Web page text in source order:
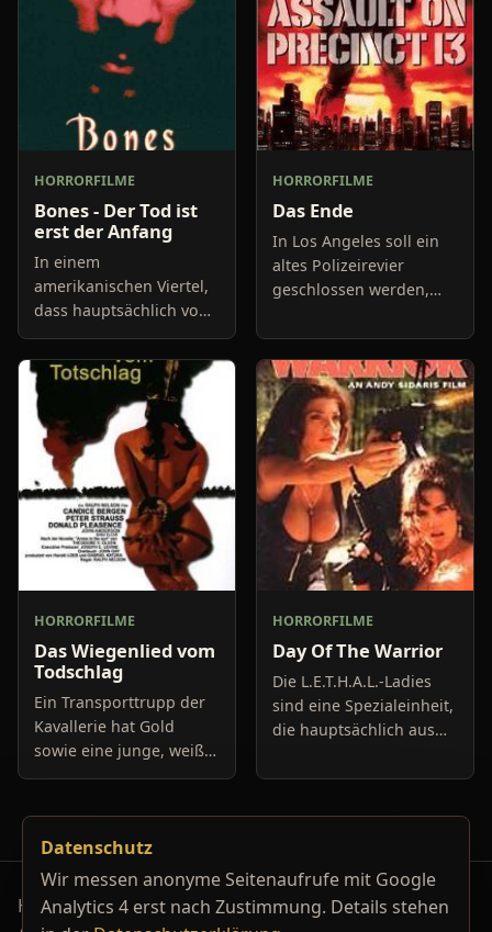
HORRORFILME
Bones - Der Tod ist
erst der Anfang
In einem
amerikanischen Viertel,
dass hauptsächlich von
Schwarzen bewohnt ist,
scheint etwas seltsames
vorzugehen. Erst muss
ein Mann vor einem
dämonischen H
HORRORFILME
Das Ende
In Los Angeles soll ein
altes Polizeirevier
geschlossen werden,
lahmgelegt wird soll es
noch einmal zum
Schauplatz des
Schreckens werden
HORRORFILME
Das Wiegenlied vom
Todschlag
Ein Transporttrupp der
Kavallerie hat Gold
sowie eine junge, weiße
Frau geladen und zieht
Südstaaten von Amerika.
Eigentlich ist dieser
HORRORFILME
Day Of The Warrior
Die L.E.T.H.A.L.-Ladies
sind eine Spezialeinheit,
die hauptsächlich aus
besteht, die sich darum
Horrorfilm-Reviews, Serienkiller-Profile und Genre-
Datenschutz
Wir messen anonyme Seitenaufrufe mit Google
Analytics 4 erst nach Zustimmung. Details stehen